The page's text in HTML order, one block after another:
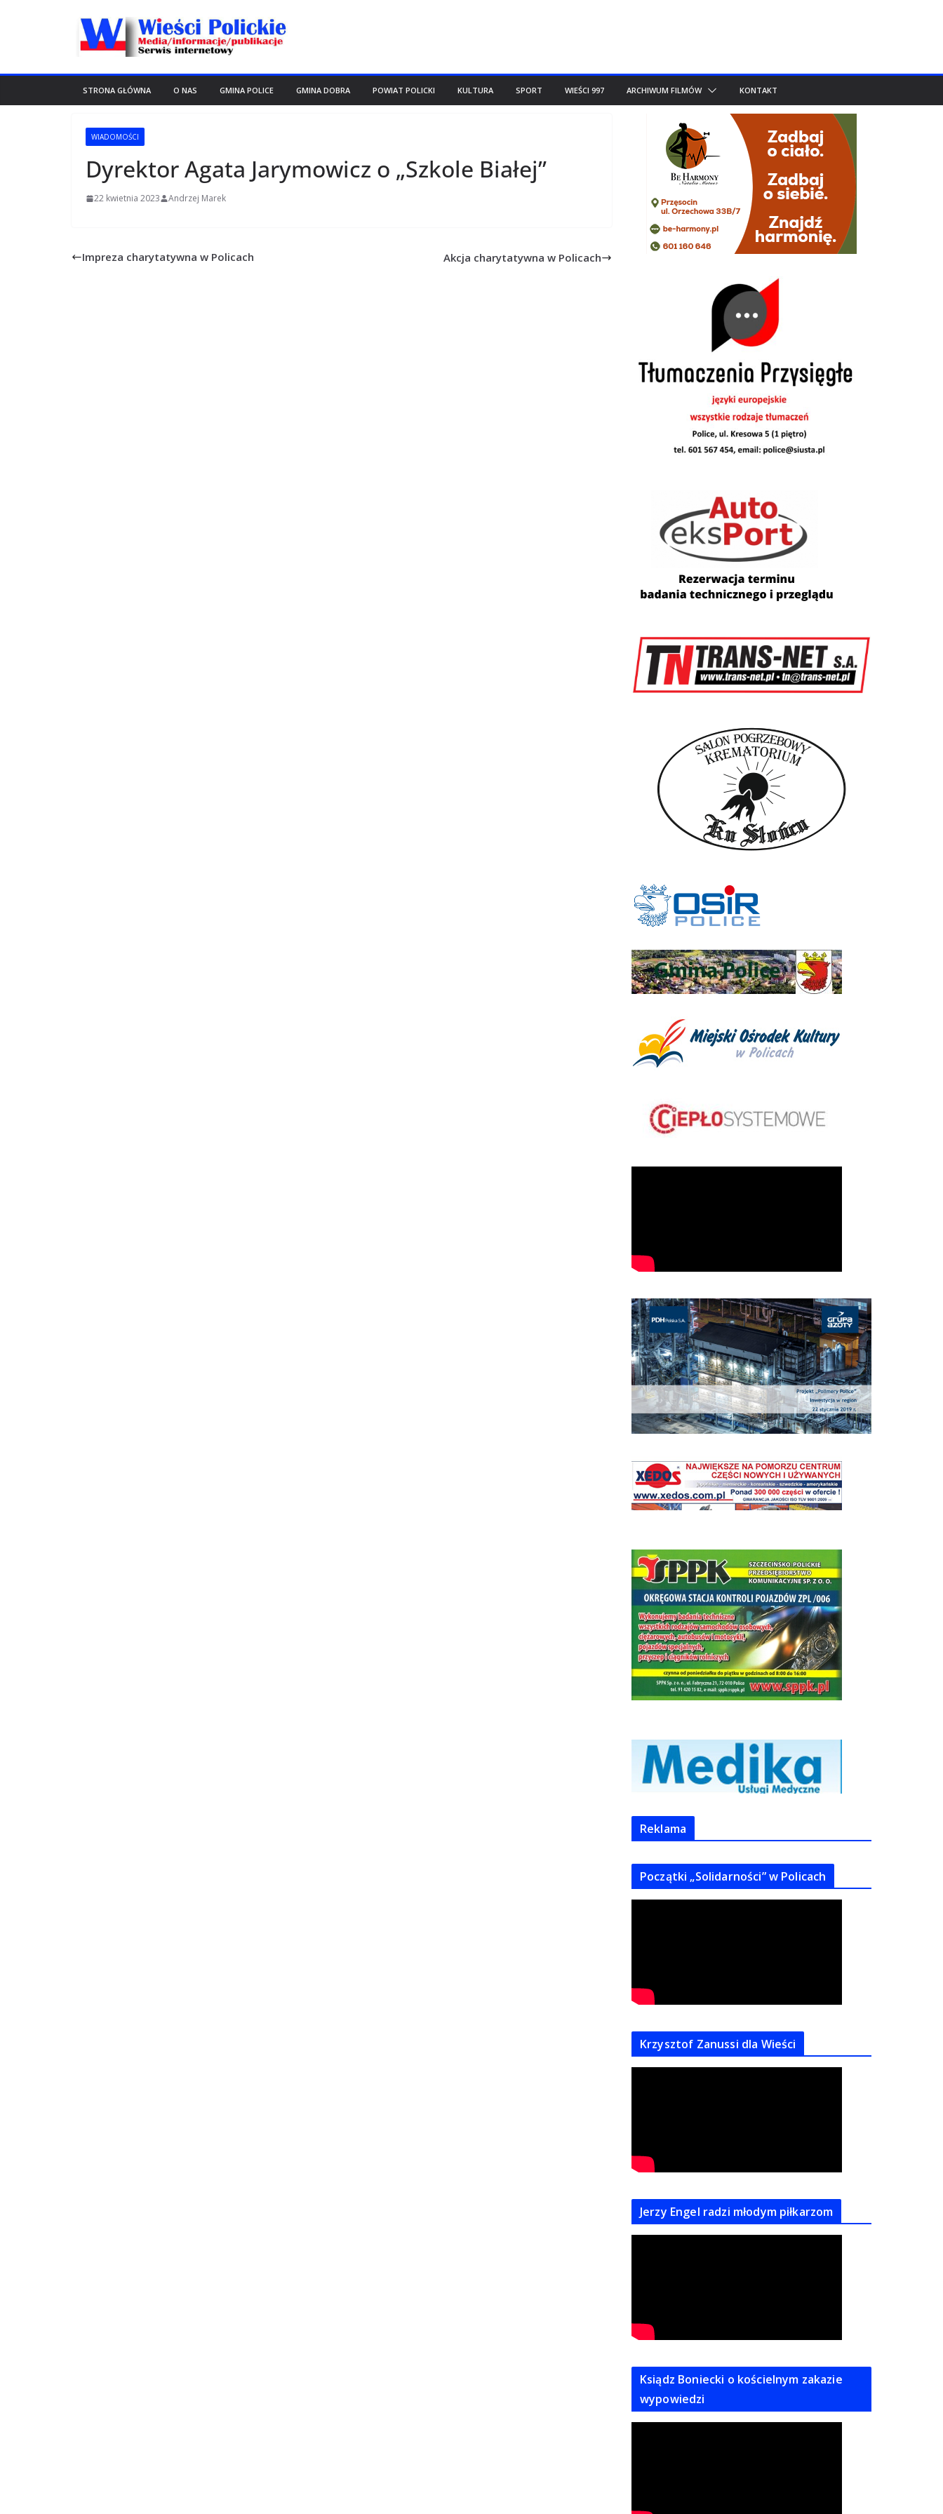
STRONA GŁÓWNA O NAS GMINA POLICE GMINA DOBRA POWIAT POLICKI KULTURA SPORT WIEŚCI 997 ARCHIWUM FILMÓW KONTAKT
WIADOMOŚCI
Dyrektor Agata Jarymowicz o „Szkole Białej”
22 kwietnia 2023 Andrzej Marek
Impreza charytatywna w Policach Akcja charytatywna w Policach
Reklama
Początki „Solidarności” w Policach
Krzysztof Zanussi dla Wieści
Jerzy Engel radzi młodym piłkarzom
Ksiądz Boniecki o kościelnym zakazie
wypowiedzi